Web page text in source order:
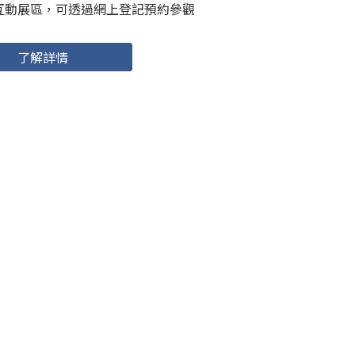
展區，可透過網上登記預約參觀
了解詳情